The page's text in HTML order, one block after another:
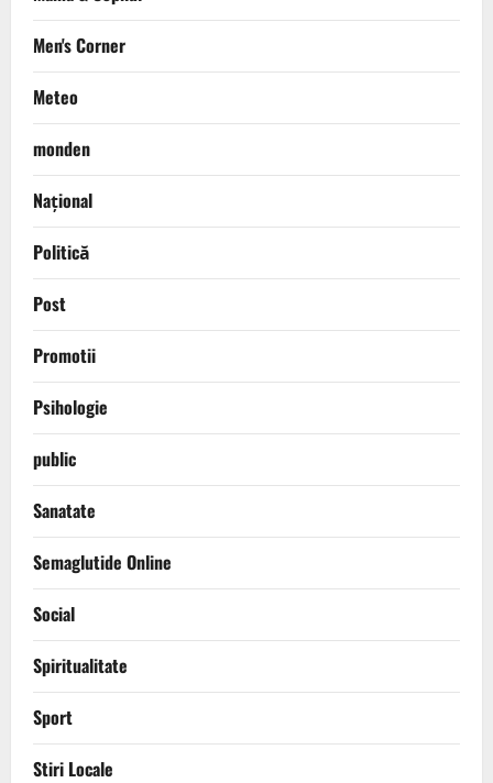
Men's Corner
Meteo
monden
Național
Politică
Post
Promotii
Psihologie
public
Sanatate
Semaglutide Online
Social
Spiritualitate
Sport
Stiri Locale